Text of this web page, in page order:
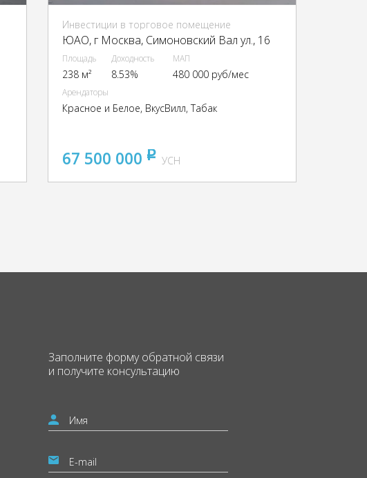
Инвестиции в торговое помещение
ЮАО, г Москва, Симоновский Вал ул., 16
Площадь
238 м²
Доходность
8.53%
МАП
480 000 руб/мес
Арендаторы
Красное и Белое, ВкусВилл, Табак
67 500 000 pуб
УСН
Заполните формуобратной связи
и получите консультацию